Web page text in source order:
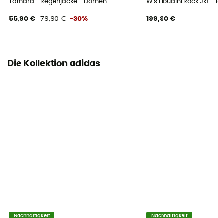
Tamara - Regenjacke - Damen
55,90 € 79,90 € -30%
W's Houdini Rock Jkt -
199,90 €
Die Kollektion adidas
Nachhaltigkeit Nachhaltigkeit